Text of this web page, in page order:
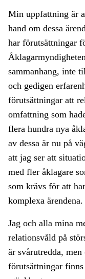
Min uppfattning är
hand om dessa
har förutsättningar
sammanhang, inte
och gedigen
förutsättningar att
omfattning som
flera hundra nya
av dessa är nu på
att jag ser att
med fler åklagare
som krävs för att
komplexa ärendena.
Jag och alla mina
relationsvåld på
är svårutredda,
förutsättningar